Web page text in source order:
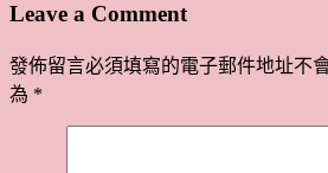
Leave a Comment
發佈留言必須填寫的電子郵件地址不
為 *